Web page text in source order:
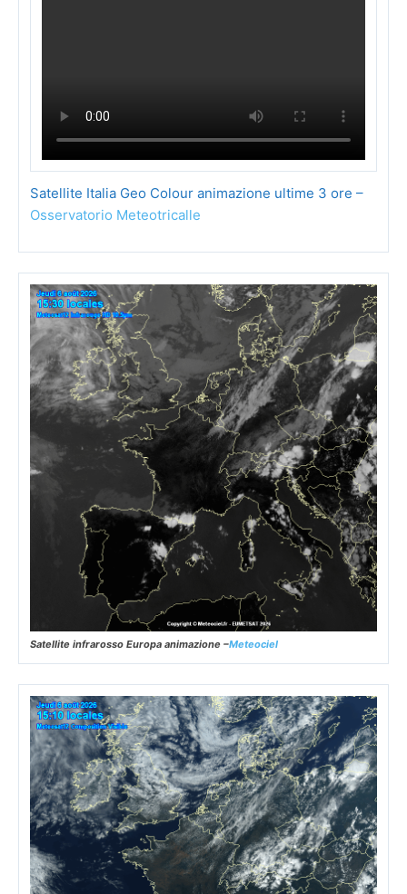
Satellite Italia Geo Colour animazione ultime 3 ore –
Osservatorio Meteotricalle
Satellite infrarosso Europa animazione –Meteociel